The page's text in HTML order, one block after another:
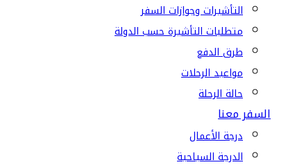
التأشيرات وجوازات السفر
متطلبات التأشيرة حسب الدولة
طرق الدفع
مواعيد الرحلات
حالة الرحلة
السفر معنا
درجة الأعمال
الدرجة السياحية